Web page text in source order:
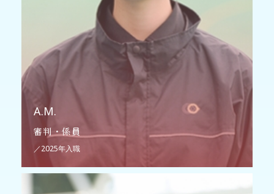
A.M.
審判・係員
／2025年入職